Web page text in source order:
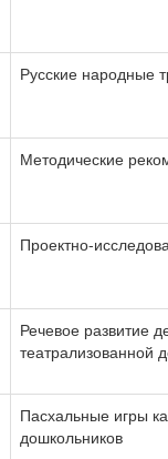
Русские народные
Методические
Проектно-
Речевое развитие
театрализованной
Пасхальные игры
дошкольников